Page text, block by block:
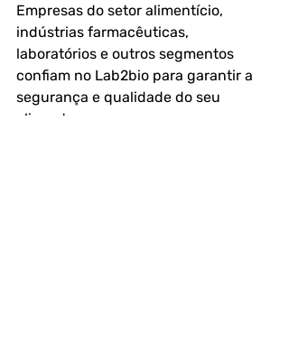
Empresas do setor alimentício,
indústrias farmacêuticas,
laboratórios e outros segmentos
confiam no Lab2bio para garantir a
segurança e qualidade do seu
alimento.